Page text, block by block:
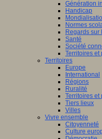
Génération
Handicap
Normes
Regards sur
Santé
Société
Territoires et
Territoires
Europe
International
Régions
Ruralité
Territoires et
Tiers lieux
Villes
Vivre ensemble
Citoyenneté
Culture